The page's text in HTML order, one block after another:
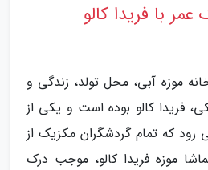
با فریدا کالو
موزه آبی، محل تولد، زندگی و
فریدا کالو بوده است و یکی از
رود که تمام گردشگران مکزیک از
موزه فریدا کالو، موجب درک